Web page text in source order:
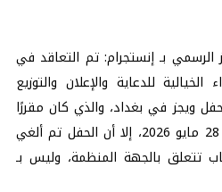
بـ إنستجرام: تم التعاقد في
للدعاية والإعلان والتوزيع
ويجز في بغداد، والذي كان مقررًا
إقامته يوم الخميس الموافق 28 مايو 2026، إلا أن الحفل تم ألغي
تتعلق بالجهة المنظمة، وليس بـ